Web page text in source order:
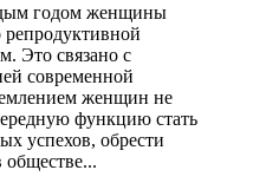
годом женщины
репродуктивной
Это связано с
современной
женщин не
функцию стать
успехов, обрести
обществе...